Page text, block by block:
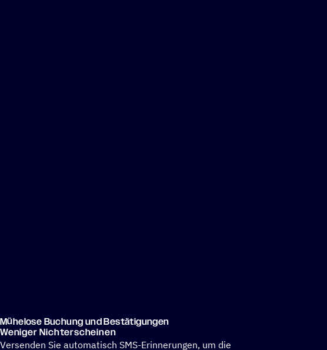
Mühe­lose Buchung und Bestätigungen
Weniger Nicht­er­schei­nen
Versenden Sie automatisch SMS-Erinnerungen, um die